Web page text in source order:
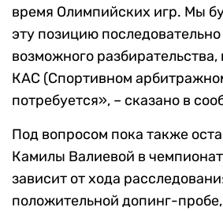
время Олимпийских игр. Мы
эту позицию
возможного разбирательства,
КАС (Спортивном
потребуется», – сказано в
Под вопросом пока также
Камилы Валиевой в
зависит от хода
положительной допинг-пробе,